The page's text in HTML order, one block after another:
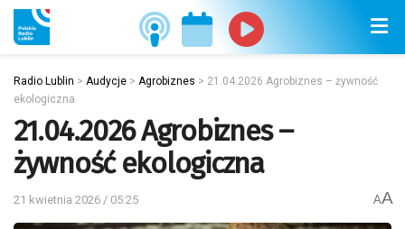
Radio Lublin > Audycje > Agrobiznes > 21.04.2026 Agrobiznes – żywność
ekologiczna
21.04.2026 Agrobiznes –
żywność ekologiczna
21 kwietnia 2026 / 05:25 AA